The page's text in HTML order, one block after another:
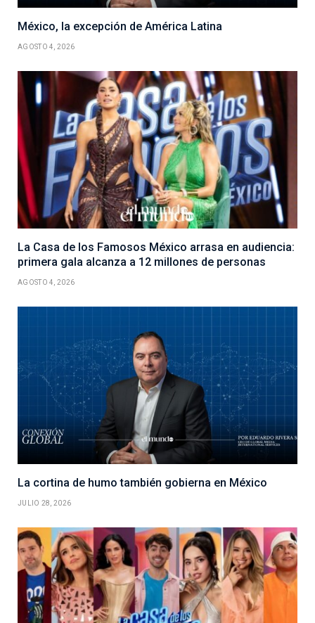
México, la excepción de América Latina
AGOSTO 4, 2026
La Casa de los Famosos México arrasa en audiencia:
primera gala alcanza a 12 millones de personas
AGOSTO 4, 2026
La cortina de humo también gobierna en México
JULIO 28, 2026